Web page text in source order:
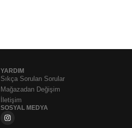
YARDIM
Sıkça Sorulan Sorular
Mağazadan Değişim
İletişim
SOSYAL MEDYA